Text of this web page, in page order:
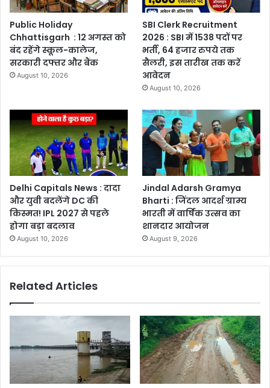
Public Holiday
Chhattisgarh : 12 अगस्त को
बंद रहेंगे स्कूल-कालेज,
सरकारी दफ्तर और बैंक
August 10, 2026
SBI Clerk Recruitment
2026 : SBI में 1538 पदों पर
भर्ती, 64 हजार रुपये तक
सैलरी, इस तारीख तक करें
आवेदन
August 10, 2026
Delhi Capitals News : दादा
और युवी बदलेंगे DC की
किस्मत! IPL 2027 से पहले
होगा बड़ा बदलाव
August 10, 2026
Jindal Adarsh Gramya
Bharti : जिंदल आदर्श ग्राम्य
भारती में वार्षिक उत्सव का
शानदार आयोजन
August 9, 2026
Related Articles